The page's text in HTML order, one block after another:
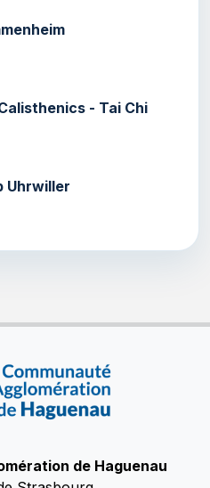
- Tai Chi
Uhrwiller
de Haguenau